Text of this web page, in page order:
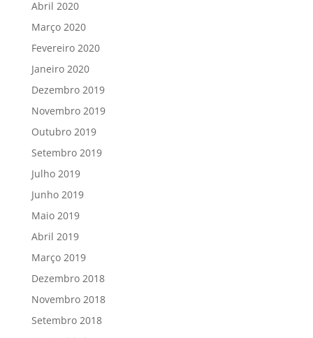
Abril 2020
Março 2020
Fevereiro 2020
Janeiro 2020
Dezembro 2019
Novembro 2019
Outubro 2019
Setembro 2019
Julho 2019
Junho 2019
Maio 2019
Abril 2019
Março 2019
Dezembro 2018
Novembro 2018
Setembro 2018